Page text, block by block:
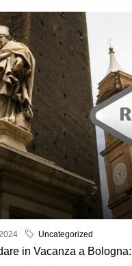
Uncategorized
in Vacanza a